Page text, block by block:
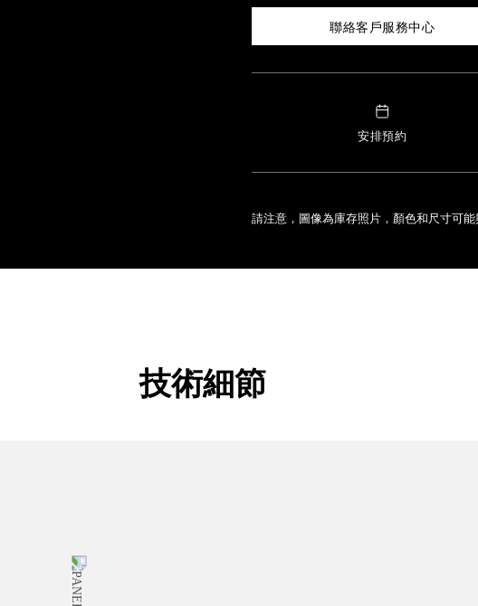
聯絡客戶服務中心
安排預約
請注意，圖像為庫存照片，顏色和尺寸可能
技術細節